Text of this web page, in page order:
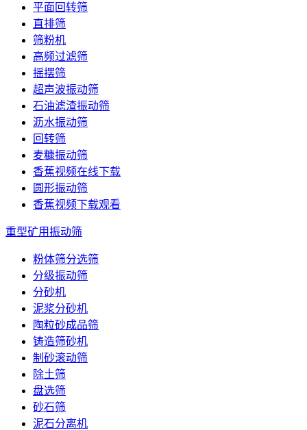
平面回转筛
直排筛
筛粉机
高频过滤筛
摇摆筛
超声波振动筛
石油滤渣振动筛
沥水振动筛
回转筛
麦糠振动筛
香蕉视频在线下载
圆形振动筛
香蕉视频下载观看
重型矿用振动筛
粉体筛分选筛
分级振动筛
分砂机
泥浆分砂机
陶粒砂成品筛
铸造筛砂机
制砂滚动筛
除土筛
盘选筛
砂石筛
泥石分离机